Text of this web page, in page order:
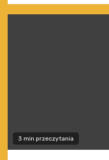
3 min przeczytania